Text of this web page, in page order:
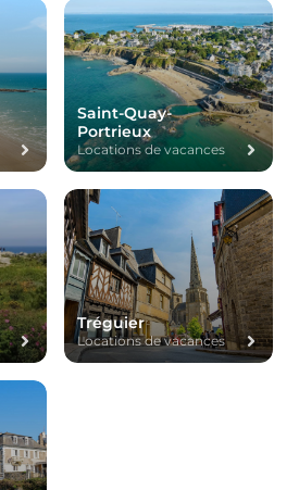
Saint-Quay-
Portrieux
Locations de vacances
Tréguier
Locations de vacances